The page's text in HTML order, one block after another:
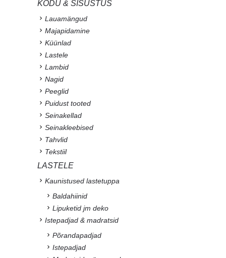
KODU & SISUSTUS
Lauamängud
Majapidamine
Küünlad
Lastele
Lambid
Nagid
Peeglid
Puidust tooted
Seinakellad
Seinakleebised
Tahvlid
Tekstiil
LASTELE
Kaunistused lastetuppa
Baldahiinid
Lipuketid jm deko
Istepadjad & madratsid
Põrandapadjad
Istepadjad